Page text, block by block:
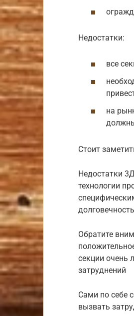
Недостатки:
все
на
Стоит
Недостатки
технологии
Обратите
секции очень
затруднений
Сами по себе
вызвать